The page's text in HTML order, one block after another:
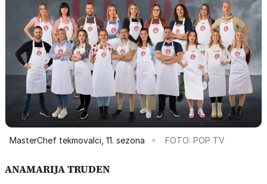
MasterChef tekmovalci, 11. sezona FOTO: POP TV
ANAMARIJA TRUDEN